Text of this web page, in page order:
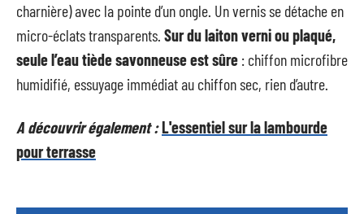
charnière) avec la pointe d’un ongle. Un vernis se détache en
micro-éclats transparents. Sur du laiton verni ou plaqué,
seule l’eau tiède savonneuse est sûre : chiffon microfibre
humidifié, essuyage immédiat au chiffon sec, rien d’autre.
A découvrir également :L'essentiel sur la lambourde
pour terrasse